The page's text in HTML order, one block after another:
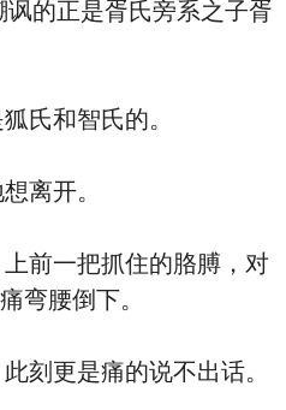
讽的正是胥氏旁系之子胥
氏和智氏的。
离开。
前一把抓住的胳膊，对
弯腰倒下。
刻更是痛的说不出话。